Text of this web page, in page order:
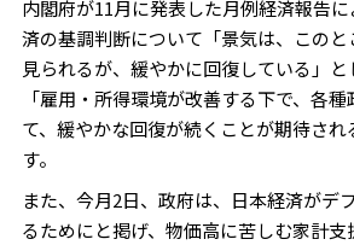
内閣府が11月に発表した月例経済報告
済の基調判断について「景気は、この
見られるが、緩やかに回復している」
「雇用・所得環境が改善する下で、各
て、緩やかな回復が続くことが期待され
す。
また、今月2日、政府は、日本経済がデ
るためにと掲げ、物価高に苦しむ家計